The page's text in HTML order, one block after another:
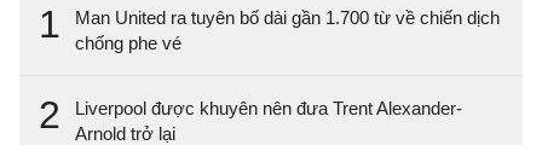
1
Man United ra tuyên bố dài gần 1.700 từ về chiến dịch
chống phe vé
2
Liverpool được khuyên nên đưa Trent Alexander-
Arnold trở lại